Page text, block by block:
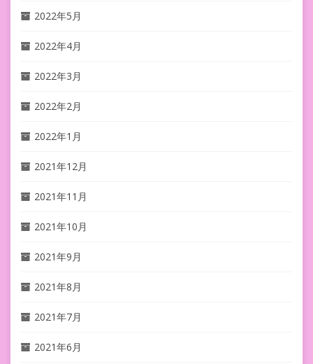
2022年5月
2022年4月
2022年3月
2022年2月
2022年1月
2021年12月
2021年11月
2021年10月
2021年9月
2021年8月
2021年7月
2021年6月